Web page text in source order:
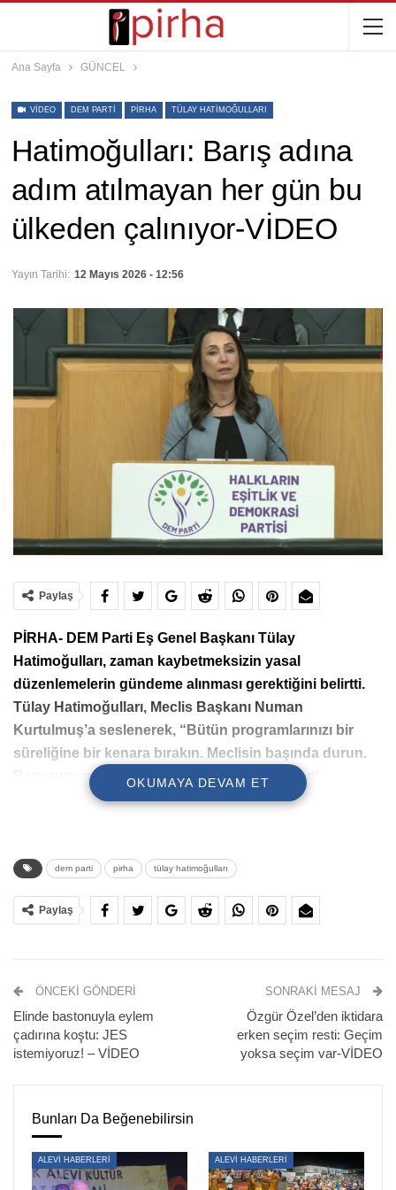
Ana Sayfa GÜNCEL
VIDEO DEM PARTI PIRHA TÜLAY HATIMOĞULLARI
Hatimoğulları: Barış adına
adım atılmayan her gün bu
ülkeden çalınıyor-VİDEO
Yayın Tarihi: 12 Mayıs 2026 - 12:56
Paylaş
PİRHA- DEM Parti Eş Genel Başkanı Tülay
Hatimoğulları, zaman kaybetmeksizin yasal
düzenlemelerin gündeme alınması gerektiğini belirtti.
Tülay Hatimoğulları, Meclis Başkanı Numan
Kurtulmuş’a seslenerek, “Bütün programlarınızı bir
süreliğine bir kenara bırakın. Meclisin başında durun.
Raporun yasallaşması için itici güç olun” dedi.
Genel BaşkanıTülay Hatimoğulları, partisinin Meclis grup
OKUMAYA DEVAM ET
dem parti pirha tülay hatimoğulları
Paylaş
ÖNCEKI GÖNDERI
Elinde bastonuyla eylem
çadırına koştu: JES
istemiyoruz! – VİDEO
SONRAKI MESAJ
Özgür Özel’den iktidara
erken seçim resti: Geçim
yoksa seçim var-VİDEO
Bunları Da Beğenebilirsin
ALEVİ HABERLERİ ALEVİ HABERLERİ